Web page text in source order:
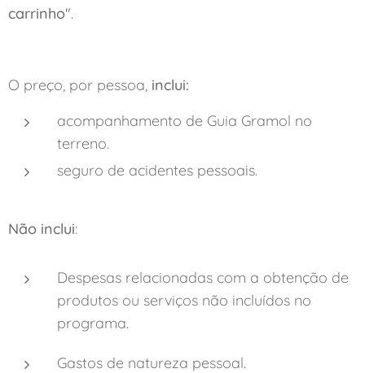
carrinho".
O preço, por pessoa, inclui:
acompanhamento de Guia Gramol no
terreno.
seguro de acidentes pessoais.
Não inclui:
Despesas relacionadas com a obtenção de
produtos ou serviços não incluídos no
programa.
Gastos de natureza pessoal.